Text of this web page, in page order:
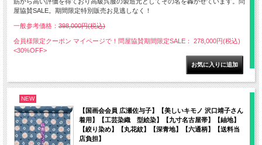
筋から高い評価を得ており高級呉服の製造元としてその名を轟かせています。問
屋協賛SALE。期間限定特別販売お見逃しなく！
一般参考価格： 398,000円(税込)
会員様限定クーポン マイページで！問屋協賛期間限定SALE： 278,000円(税込)
<30%OFF>
NEW
【国画会会員 広瀬佐与子】【美しいキモノ 沢口靖子さん
着用】【工芸染織 型絵染】【九寸名古屋帯】【紬地】
【絞り染め】【丸花紋】【深青地】【六通柄】【送料当
店負担】